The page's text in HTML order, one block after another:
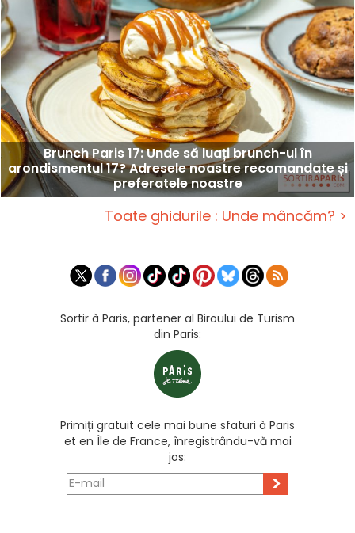
Brunch Paris 17: Unde să luați brunch-ul în
arondismentul 17? Adresele noastre recomandate și
preferatele noastre
Toate ghidurile : Unde mâncăm? >
Sortir à Paris, partener al Biroului de Turism
din Paris:
Primiți gratuit cele mai bune sfaturi à Paris
et en Île de France, înregistrându-vă mai
jos:
>